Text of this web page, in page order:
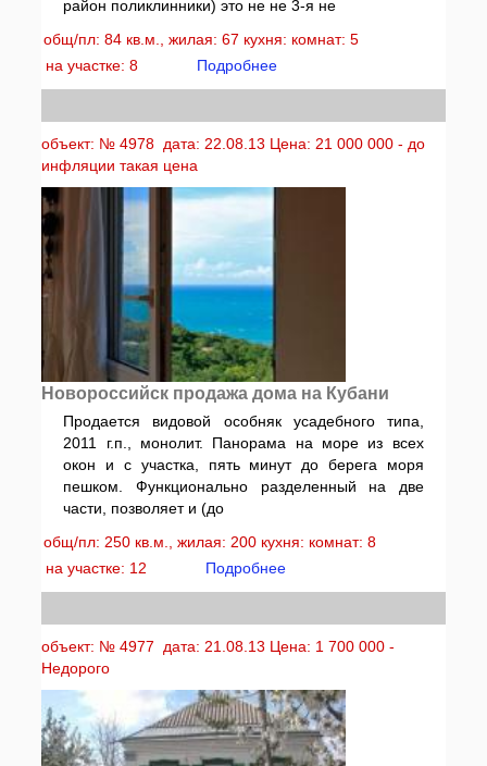
район поликлинники) это не не 3-я не
общ/пл: 84 кв.м., жилая: 67 кухня: комнат: 5
на участке: 8
Подробнее
объект: № 4978 дата: 22.08.13 Цена: 21 000 000 - до
инфляции такая цена
Новороссийск продажа дома на Кубани
Продается видовой особняк усадебного типа,
2011 г.п., монолит. Панорама на море из всех
окон и с участка, пять минут до берега моря
пешком. Функционально разделенный на две
части, позволяет и (до
общ/пл: 250 кв.м., жилая: 200 кухня: комнат: 8
на участке: 12
Подробнее
объект: № 4977 дата: 21.08.13 Цена: 1 700 000 -
Недорого